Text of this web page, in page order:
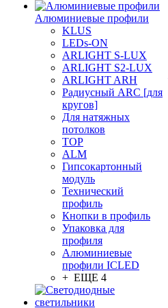
Алюминиевые профили
KLUS
LEDs-ON
ARLIGHT S-LUX
ARLIGHT S2-LUX
ARLIGHT ARH
Радиусный ARC [для
кругов]
Для натяжных
потолков
TOP
ALM
Гипсокартонный
модуль
Технический
профиль
Кнопки в профиль
Упаковка для
профиля
Алюминиевые
профили ICLED
+ ЕЩЕ 4